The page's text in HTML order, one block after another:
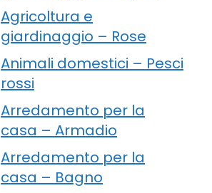
Agricoltura e
giardinaggio – Rose
Animali domestici – Pesci
rossi
Arredamento per la
casa – Armadio
Arredamento per la
casa – Bagno